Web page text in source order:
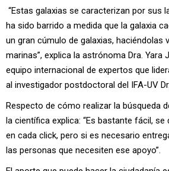
“Estas galaxias se caracterizan por sus
ha sido barrido a medida que la galaxia
un gran cúmulo de galaxias, haciéndolas
marinas”, explica la astrónoma Dra. Yara
equipo internacional de expertos que
al investigador postdoctoral del IFA-UV
Respecto de cómo realizar la búsqueda
la científica explica: “Es bastante fácil,
en cada click, pero si es necesario
las personas que necesiten ese apoyo”.